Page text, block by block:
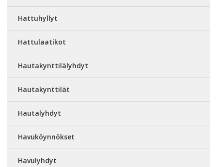
Hattuhyllyt
Hattulaatikot
Hautakynttilälyhdyt
Hautakynttilät
Hautalyhdyt
Havuköynnökset
Havulyhdyt